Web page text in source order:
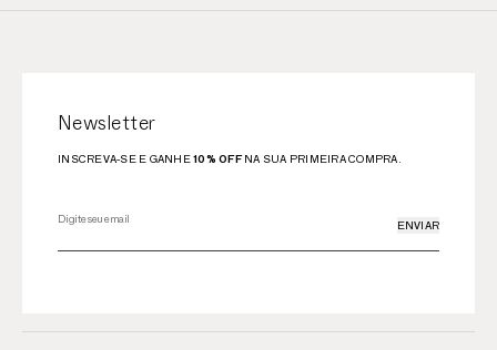
Newsletter
INSCREVA-SE E GANHE10% OFFNA SUA PRIMEIRA COMPRA.
ENVIAR